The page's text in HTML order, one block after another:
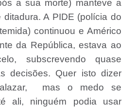
a sua morte) manteve a
ditadura. A PIDE (polícia do
continuou e Américo
da República, estava ao
subscrevendo quase
decisões. Quer isto dizer
mas o medo se
ali, ninguém podia usar